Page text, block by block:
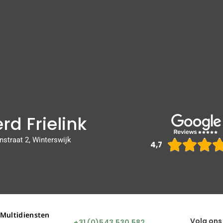
Frielink
2, Winterswijk 4,7 
Volg